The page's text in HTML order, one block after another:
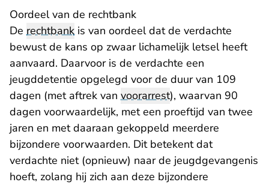
Oordeel van de rechtbank
De rechtbank is van oordeel dat de verdachte
bewust de kans op zwaar lichamelijk letsel heeft
aanvaard. Daarvoor is de verdachte een
jeugddetentie opgelegd voor de duur van 109
dagen (met aftrek van voorarrest), waarvan 90
dagen voorwaardelijk, met een proeftijd van twee
jaren en met daaraan gekoppeld meerdere
bijzondere voorwaarden. Dit betekent dat
verdachte niet (opnieuw) naar de jeugdgevangenis
hoeft, zolang hij zich aan deze bijzondere